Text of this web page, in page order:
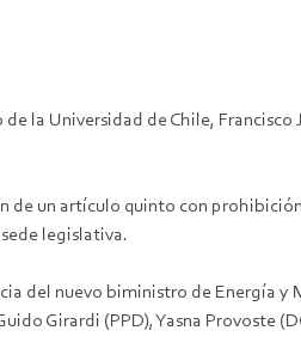
la Universidad de Chile,
de un artículo quinto con
legislativa.
del nuevo biministro de Energía
Girardi (PPD), Yasna Provoste